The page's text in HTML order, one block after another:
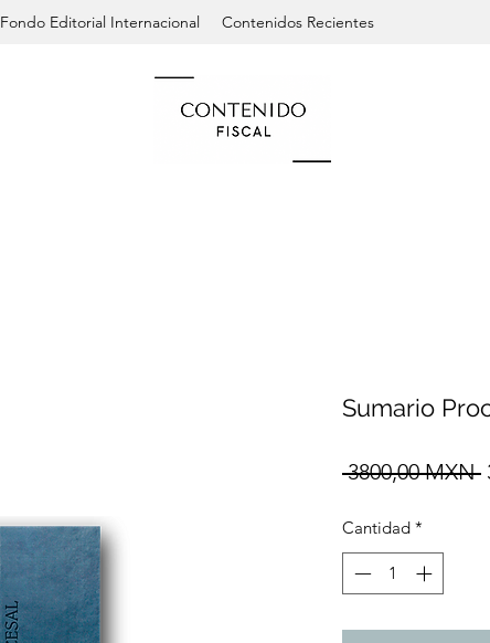
Fondo Editorial Internacional Contenidos Recientes
Sumario
3800,00 MXN
Cantidad *